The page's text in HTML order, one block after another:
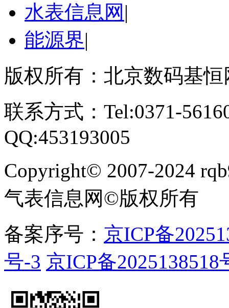
水表信息网 |
能源界|
版权所有：北京数码基
联系方式：Tel:0371-
QQ:453193005
Copyright© 2007-2024
气表信息网©版权所有
备案序号： 京ICP备
号-3 京ICP备2025138518